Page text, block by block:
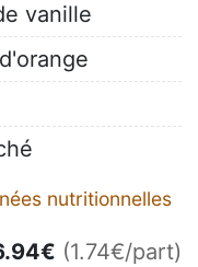
vanille
nutritionnelles
€ (1.74€/part)